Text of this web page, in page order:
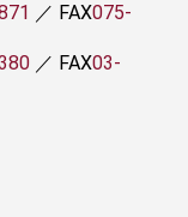
／ FAX075-
／ FAX03-